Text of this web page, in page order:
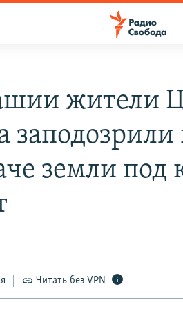
жители
заподозрили
земли под
Читать без VPN